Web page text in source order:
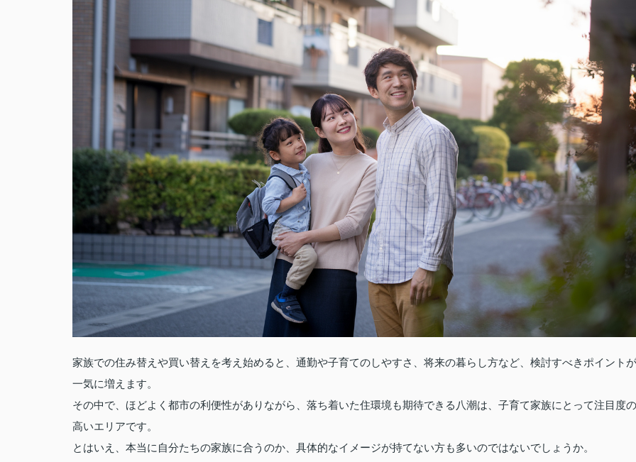
家族での住み替えや買い替えを考え始めると、通勤や子育てのしやすさ、将来の暮らし方など、検討すべきポイントが
一気に増えます。
その中で、ほどよく都市の利便性がありながら、落ち着いた住環境も期待できる八潮は、子育て家族にとって注目度の
高いエリアです。
とはいえ、本当に自分たちの家族に合うのか、具体的なイメージが持てない方も多いのではないでしょうか。